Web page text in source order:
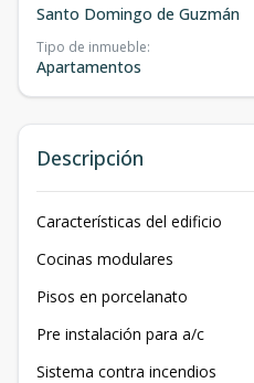
Santo Domingo de Guzmán
Tipo de inmueble:
Apartamentos
Descripción
Características del edificio
Cocinas modulares
Pisos en porcelanato
Pre instalación para a/c
Sistema contra incendios